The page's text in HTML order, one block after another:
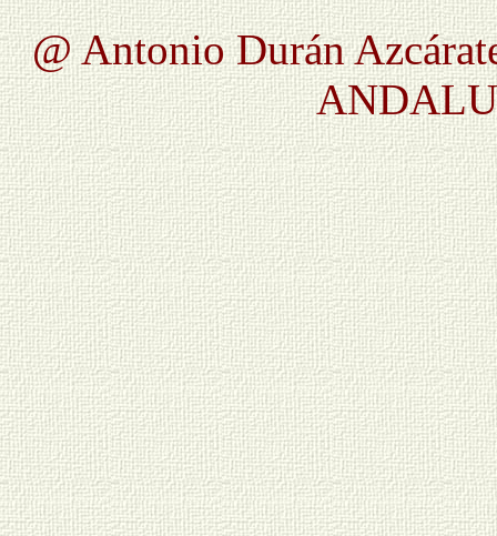
@ Antonio Durán